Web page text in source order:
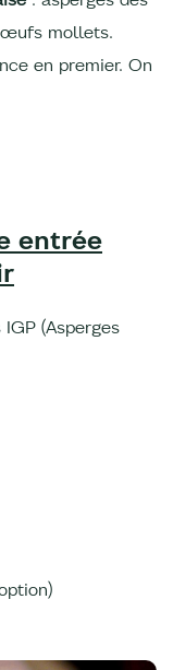
œufs mollets.
en premier. On
entrée
(Asperges